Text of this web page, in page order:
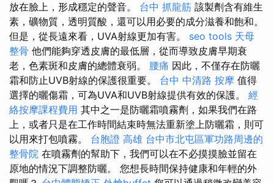
放在臉上，形成穩定的聲音。 台中 抓龍筋 該製劑含有維生
素，礦物質，透明質酸，還可以用必要的成分滋養和飽和。
但是，從長遠來看，UVA射線更加有害。 seo tools 天母
整骨 他們能夠穿透皮膚的最低層，從而導致皮膚早期衰
老，色素斑和皮膚的總體衰弱。 腰痛 因此，不僅存在防曬
霜和防止UVB射線的保護很重要。 台中 中清路 按摩 值得
選擇的曬傷霜，可為UVA和UVB射線提供有效的保護。 經
絡按摩課程費用 其中之一是防曬霜噴霧劑，如果我們在路
上，或者只是在工作時間結束時無法重新塗上防曬霜，則可
以用來打包噴霧。 台胞證 高雄 台中市北屯區軍功路周邊的
整骨院 在噴霧劑的幫助下，我們可以在不必摸摸臉並留在
原地的情況下調整防曬。 您想長時間保持健康和年輕的外